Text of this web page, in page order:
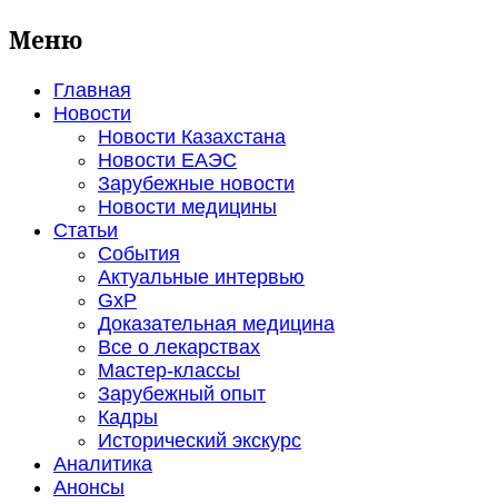
Меню
Главная
Новости
Новости Казахстана
Новости ЕАЭС
Зарубежные новости
Новости медицины
Статьи
События
Актуальные интервью
GxP
Доказательная медицина
Все о лекарствах
Мастер-классы
Зарубежный опыт
Кадры
Исторический экскурс
Аналитика
Анонсы